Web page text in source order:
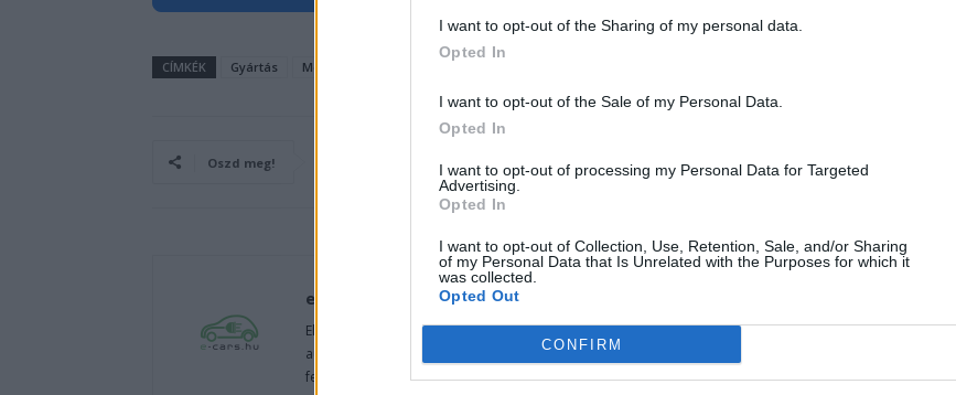
I want to opt-out of the Sharing of my personal data.
Opted In
I want to opt-out of the Sale of my Personal Data.
Opted In
I want to opt-out of processing my Personal Data for Targeted
Advertising.
Opted In
I want to opt-out of Collection, Use, Retention, Sale, and/or Sharing
of my Personal Data that Is Unrelated with the Purposes for which it
was collected.
Opted Out
CONFIRM
CÍMKÉK Gyártás Model 3 model x
Oszd meg!
e-cars.hu
Elektromosan közlekedsz, vagy a váltáson töprengsz? Érdekelnek a legfrissebb hírek az e-
autók világából, vagy foglalkoztatnak a legújabb fejlesztések az elektromosság és a
fenntarthatóság területén? Akkor jó helyen jársz!